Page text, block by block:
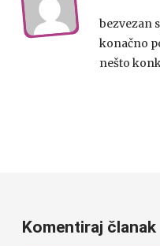
bezvezan
konačno
nešto
Komentiraj članak